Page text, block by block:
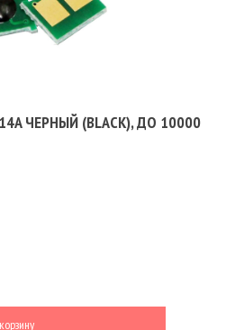
ЧЕРНЫЙ (BLACK), ДО 10000